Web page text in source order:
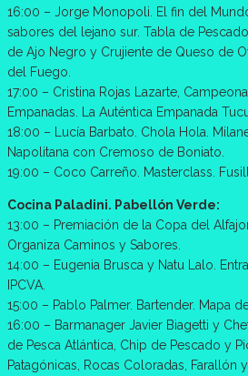
16:00 – Jorge Monopoli. El fin del
sabores del lejano sur. Tabla de
de Ajo Negro y Crujiente de Queso de
del Fuego.
17:00 – Cristina Rojas Lazarte,
Empanadas. La Auténtica Empanada
18:00 – Lucía Barbato. Chola Hola.
Napolitana con Cremoso de Boniato.
19:00 – Coco Carreño. Masterclass.
Cocina Paladini. Pabellón Verde:
13:00 – Premiación de la Copa del
Organiza Caminos y Sabores.
14:00 – Eugenia Brusca y Natu Lalo.
IPCVA.
15:00 – Pablo Palmer. Bartender. Mapa
16:00 – Barmanager Javier Biagetti y
de Pesca Atlántica, Chip de Pescado y
Patagónicas, Rocas Coloradas, Farallón